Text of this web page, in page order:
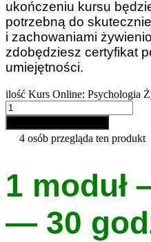
ukończeniu kursu
potrzebną do
i zachowaniami
zdobędziesz certyfikat
umiejętności.
ilość Kurs Online: Psychologia
4 osób przegląda ten produkt
1 moduł
— 30